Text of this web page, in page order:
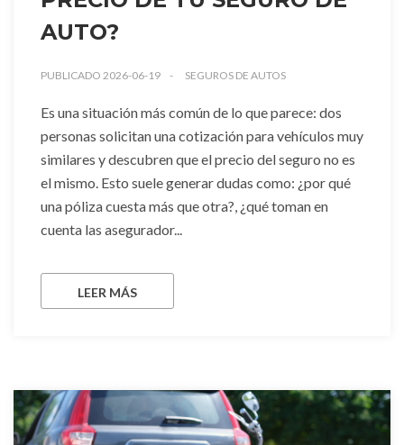
AUTO?
PUBLICADO 2026-06-19 SEGUROS DE AUTOS
Es una situación más común de lo que parece: dos
personas solicitan una cotización para vehículos muy
similares y descubren que el precio del seguro no es
el mismo. Esto suele generar dudas como: ¿por qué
una póliza cuesta más que otra?, ¿qué toman en
cuenta las asegurador...
LEER MÁS